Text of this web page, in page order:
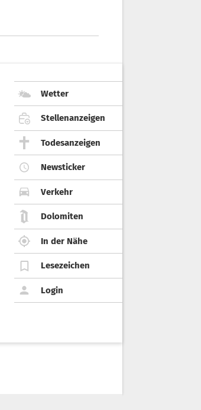
Wetter
Stellenanzeigen
Todesanzeigen
Newsticker
Verkehr
Dolomiten
In der Nähe
Lesezeichen
Login